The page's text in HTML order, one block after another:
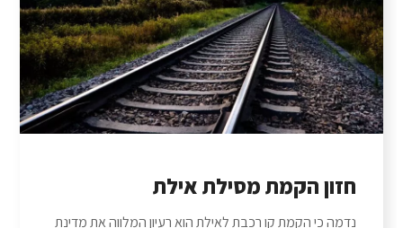
חזון הקמת מסילת אילת
נדמה כי הקמת קו רכבת לאילת הוא רעיון המלווה את מדינת